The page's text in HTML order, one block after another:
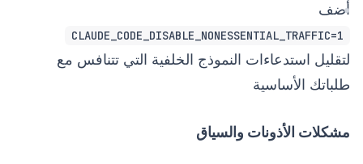
أضف
CLAUDE_CODE_DISABLE_NONESSENTIAL_TRAFFIC=1
لتقليل استدعاءات النموذج الخلفية التي تتنافس مع
طلباتك الأساسية
مشكلات الأذونات والسياق